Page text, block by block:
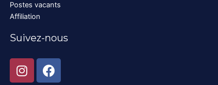
Postes vacants
Affiliation
Suivez-nous
I
n
F
a